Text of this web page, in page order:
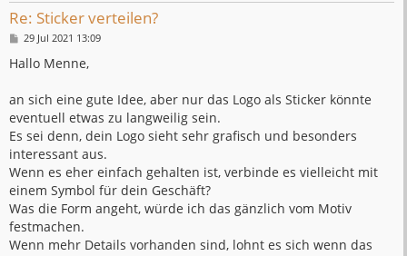
Re: Sticker verteilen?
B
i
t
a
g
29 Jul 2021 13:09
Hallo Menne,
an sich eine gute Idee, aber nur das Logo als Sticker könnte
eventuell etwas zu langweilig sein.
Es sei denn, dein Logo sieht sehr grafisch und besonders
interessant aus.
Wenn es eher einfach gehalten ist, verbinde es vielleicht mit
einem Symbol für dein Geschäft?
Was die Form angeht, würde ich das gänzlich vom Motiv
festmachen.
Wenn mehr Details vorhanden sind, lohnt es sich wenn das